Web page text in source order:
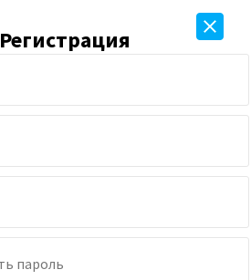
Регистрация